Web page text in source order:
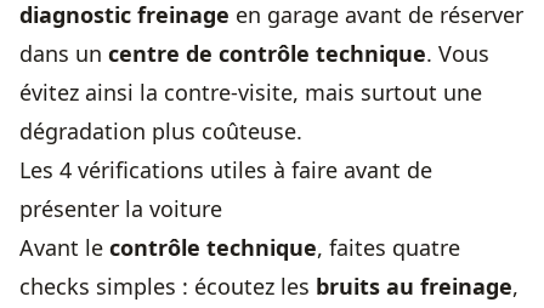
diagnostic freinage en garage avant de réserver
dans un centre de contrôle technique. Vous
évitez ainsi la contre-visite, mais surtout une
dégradation plus coûteuse.
Les 4 vérifications utiles à faire avant de
présenter la voiture
Avant le contrôle technique, faites quatre
checks simples : écoutez les bruits au freinage,